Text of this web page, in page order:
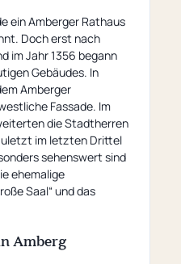
ein Amberger Rathaus
Doch erst nach
im Jahr 1356 begann
Gebäudes. In
Amberger
Fassade. Im
die Stadtherren
im letzten Drittel
sehenswert sind
ehemalige
Saal“ und das
Amberg